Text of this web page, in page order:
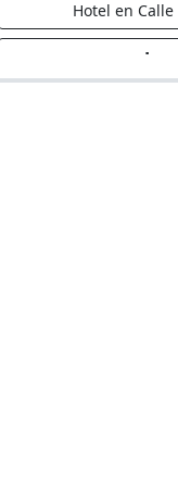
Hotel en
Hotel en Avenida